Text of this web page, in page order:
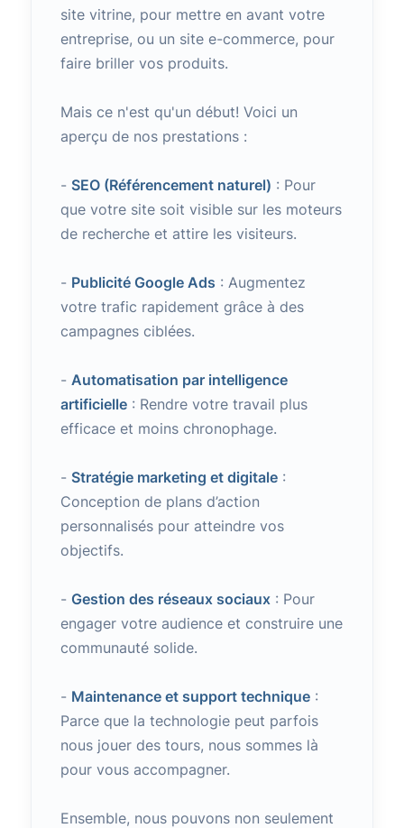
site vitrine, pour mettre en avant votre
entreprise, ou un site e-commerce, pour
faire briller vos produits.
Mais ce n'est qu'un début! Voici un
aperçu de nos prestations :
- SEO (Référencement naturel) : Pour
que votre site soit visible sur les moteurs
de recherche et attire les visiteurs.
- Publicité Google Ads : Augmentez
votre trafic rapidement grâce à des
campagnes ciblées.
- Automatisation par intelligence
artificielle: Rendre votre travail plus
efficace et moins chronophage.
- Stratégie marketing et digitale:
Conception de plans d’action
personnalisés pour atteindre vos
objectifs.
- Gestion des réseaux sociaux: Pour
engager votre audience et construire une
communauté solide.
- Maintenance et support technique:
Parce que la technologie peut parfois
nous jouer des tours, nous sommes là
pour vous accompagner.
Ensemble, nous pouvons non seulement